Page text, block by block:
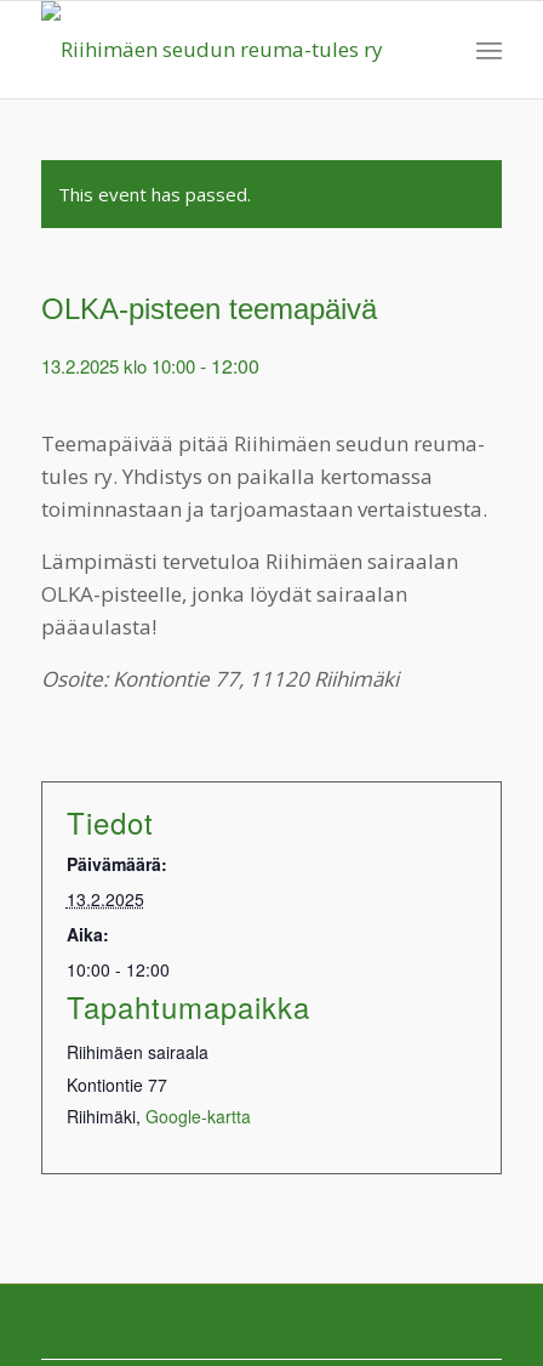
This event has passed.
OLKA-pisteen teemapäivä
13.2.2025 klo 10:00- 12:00
Teemapäivää pitää Riihimäen seudun reuma-
tules ry. Yhdistys on paikalla kertomassa
toiminnastaan ja tarjoamastaan vertaistuesta.
Lämpimästi tervetuloa Riihimäen sairaalan
OLKA-pisteelle, jonka löydät sairaalan
pääaulasta!
Osoite: Kontiontie 77, 11120 Riihimäki
Tiedot
Päivämäärä:
13.2.2025
Aika:
10:00 - 12:00
Tapahtumapaikka
Riihimäen sairaala
Kontiontie 77
Riihimäki, Google-kartta